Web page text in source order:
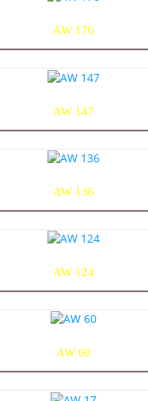
AW 176
AW 147
AW 136
AW 124
AW 60